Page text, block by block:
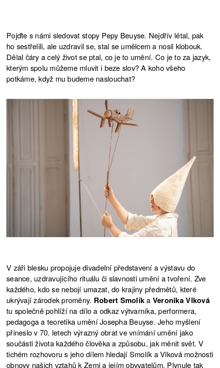
Pojďte s námi sledovat stopy Pepy Beuyse. Nejdřív létal, pak
ho sestřelili, ale uzdravil se, stal se umělcem a nosil klobouk.
Dělal čáry a celý život se ptal, co je to umění. Co je to za jazyk,
kterým spolu můžeme mluvit i beze slov? A koho všeho
potkáme, když mu budeme naslouchat?
V záři blesku propojuje divadelní představení a výstavu do
seance, uzdravujícího rituálu či slavnosti umění a tvoření. Zve
každého, kdo se nebojí umazat, do krajiny předmětů, které
ukrývají zárodek proměny. Robert Smolíka Veronika Vlková
tu společně pohlíží na dílo a odkaz výtvarníka, performera,
pedagoga a teoretika umění Josepha Beuyse. Jeho myšlení
přineslo v 70. letech výrazný obrat ve vnímání umění jako
součásti života každého člověka a způsobu, jak měnit svět. V
tichém rozhovoru s jeho dílem hledají Smolík a Vlková možnosti
obnovy našich vztahů k Zemi a jejím obyvatelům. Plynule tak